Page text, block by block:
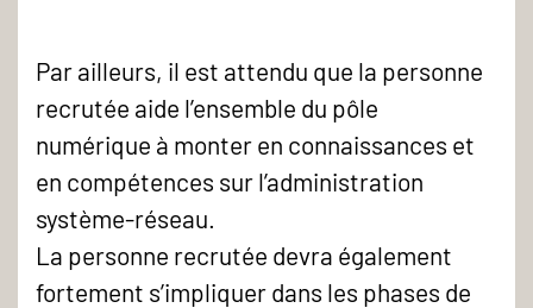
Par ailleurs, il est attendu que la personne
recrutée aide l’ensemble du pôle
numérique à monter en connaissances et
en compétences sur l’administration
système-réseau.
La personne recrutée devra également
fortement s’impliquer dans les phases de